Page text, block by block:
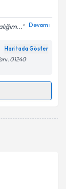
belirtilen
Devamı
Haritada Göster
01240
için bir